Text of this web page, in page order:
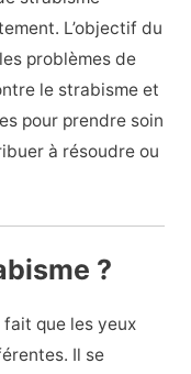
L’objectif du
problèmes de
le strabisme et
pour prendre soin
à résoudre ou
?
que les yeux
Il se